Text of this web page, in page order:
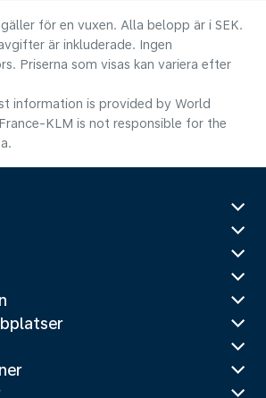
för en vuxen. Alla belopp är i SEK.
är inkluderade. Ingen
Priserna som visas kan variera efter
information is provided by World
KLM is not responsible for the